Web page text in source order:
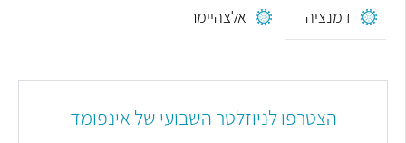
דמנציה אלצהיימר
הצטרפו לניוזלטר השבועי של אינפומד